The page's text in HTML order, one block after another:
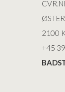
2100
+45